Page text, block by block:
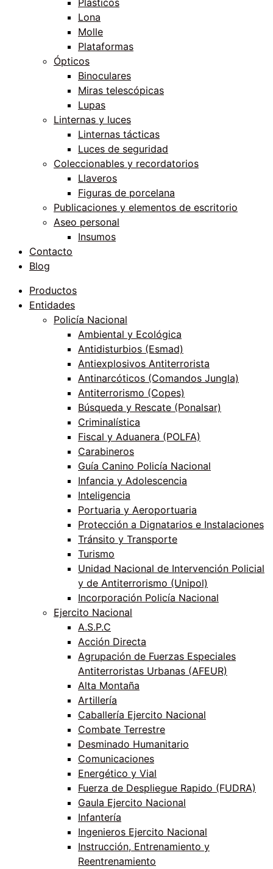
Plásticos
Lona
Molle
Plataformas
Ópticos
Binoculares
Miras telescópicas
Lupas
Linternas y luces
Linternas tácticas
Luces de seguridad
Coleccionables y recordatorios
Llaveros
Figuras de porcelana
Publicaciones y elementos de escritorio
Aseo personal
Insumos
Contacto
Blog
Productos
Entidades
Policía Nacional
Ambiental y Ecológica
Antidisturbios (Esmad)
Antiexplosivos Antiterrorista
Antinarcóticos (Comandos Jungla)
Antiterrorismo (Copes)
Búsqueda y Rescate (Ponalsar)
Criminalística
Fiscal y Aduanera (POLFA)
Carabineros
Guía Canino Policía Nacional
Infancia y Adolescencia
Inteligencia
Portuaria y Aeroportuaria
Protección a Dignatarios e Instalaciones
Tránsito y Transporte
Turismo
Unidad Nacional de Intervención Policial
y de Antiterrorismo (Unipol)
Incorporación Policía Nacional
Ejercito Nacional
A.S.P.C
Acción Directa
Agrupación de Fuerzas Especiales
Antiterroristas Urbanas (AFEUR)
Alta Montaña
Artillería
Caballería Ejercito Nacional
Combate Terrestre
Desminado Humanitario
Comunicaciones
Energético y Vial
Fuerza de Despliegue Rapido (FUDRA)
Gaula Ejercito Nacional
Infantería
Ingenieros Ejercito Nacional
Instrucción, Entrenamiento y
Reentrenamiento